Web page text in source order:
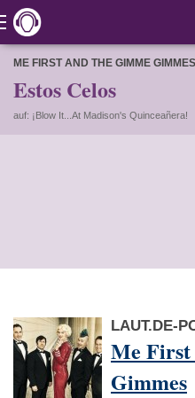
ME FIRST AND THE GIMME GIMMES
Estos Celos
auf: ¡Blow It...At Madison's Quinceañera!
LAUT.DE-
Me First
Gimmes